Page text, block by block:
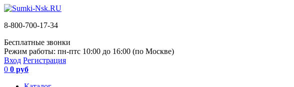
8-800-700-17-34
Бесплатные звонки
Режим работы: пн-птс 10:00 до 16:00 (по Москве)
Вход Регистрация
0 0 руб